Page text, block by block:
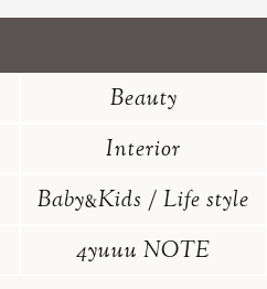
Beauty
Interior
Baby&Kids / Life style
4yuuu NOTE